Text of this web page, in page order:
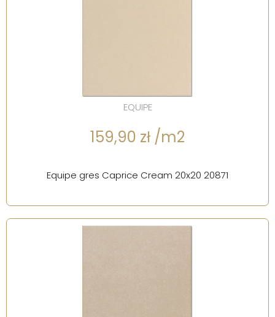
EQUIPE
159,90 zł /m2
Equipe gres Caprice Cream 20x20 20871